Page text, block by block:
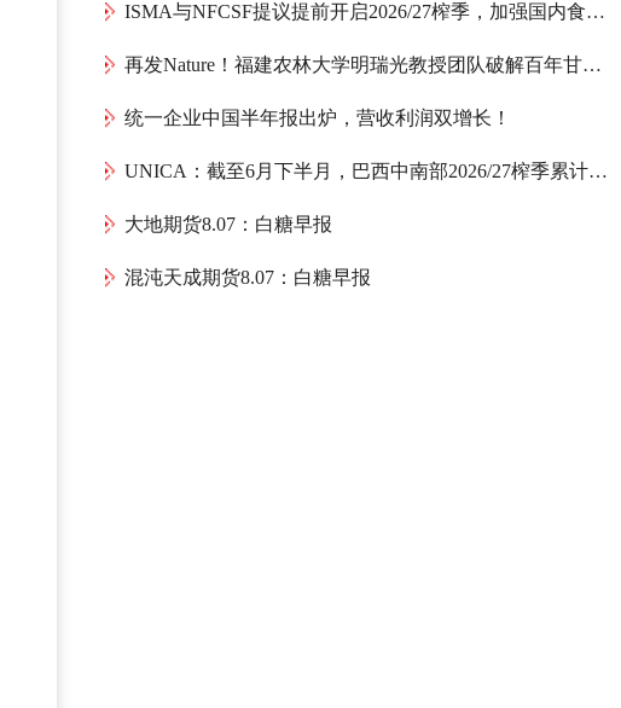
ISMA与NFCSF提议提前开启2026/27榨季，加强国内食糖供应
再发Nature！福建农林大学明瑞光教授团队破解百年甘蔗育种谜题：母本如何送出一份“双倍遗传礼物”
统一企业中国半年报出炉，营收利润双增长！
UNICA：截至6月下半月，巴西中南部2026/27榨季累计产糖1075.4万吨，同比减少152万吨
大地期货8.07：白糖早报
混沌天成期货8.07：白糖早报